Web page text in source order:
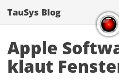
TauSys Blog
Apple
klaut